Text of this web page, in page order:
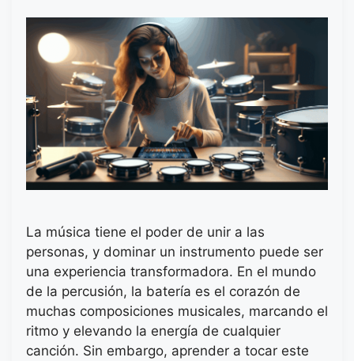
La música tiene el poder de unir a las
personas, y dominar un instrumento puede ser
una experiencia transformadora. En el mundo
de la percusión, la batería es el corazón de
muchas composiciones musicales, marcando el
ritmo y elevando la energía de cualquier
canción. Sin embargo, aprender a tocar este